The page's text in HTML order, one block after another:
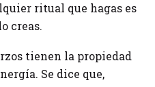
ritual que hagas es
creas.
tienen la propiedad
Se dice que,